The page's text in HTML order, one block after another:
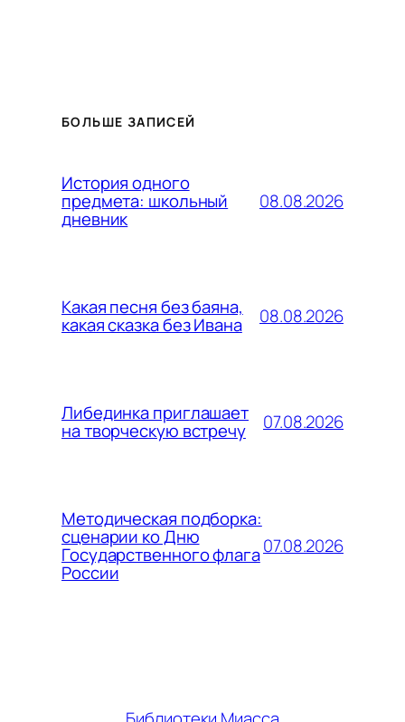
БОЛЬШЕ ЗАПИСЕЙ
История одного
предмета: школьный
дневник
08.08.2026
Какая песня без баяна,
какая сказка без Ивана 08.08.2026
Либединка приглашает
на творческую встречу 07.08.2026
Методическая подборка:
сценарии ко Дню
Государственного флага
России
07.08.2026